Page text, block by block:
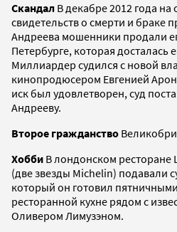
Скандал В декабре 2012 года
свидетельств о смерти и
Андреева мошенники продали
Петербурге, которая досталась
Миллиардер судился с новой
кинопродюсером Евгенией
иск был удовлетворен, суд
Андрееву.
Второе гражданство
Хобби В лондонском ресторане
(две звезды Michelin) подавали
который он готовил
ресторанной кухне рядом с
Оливером Лимузэном.